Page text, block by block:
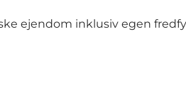
ejendom inklusiv egen